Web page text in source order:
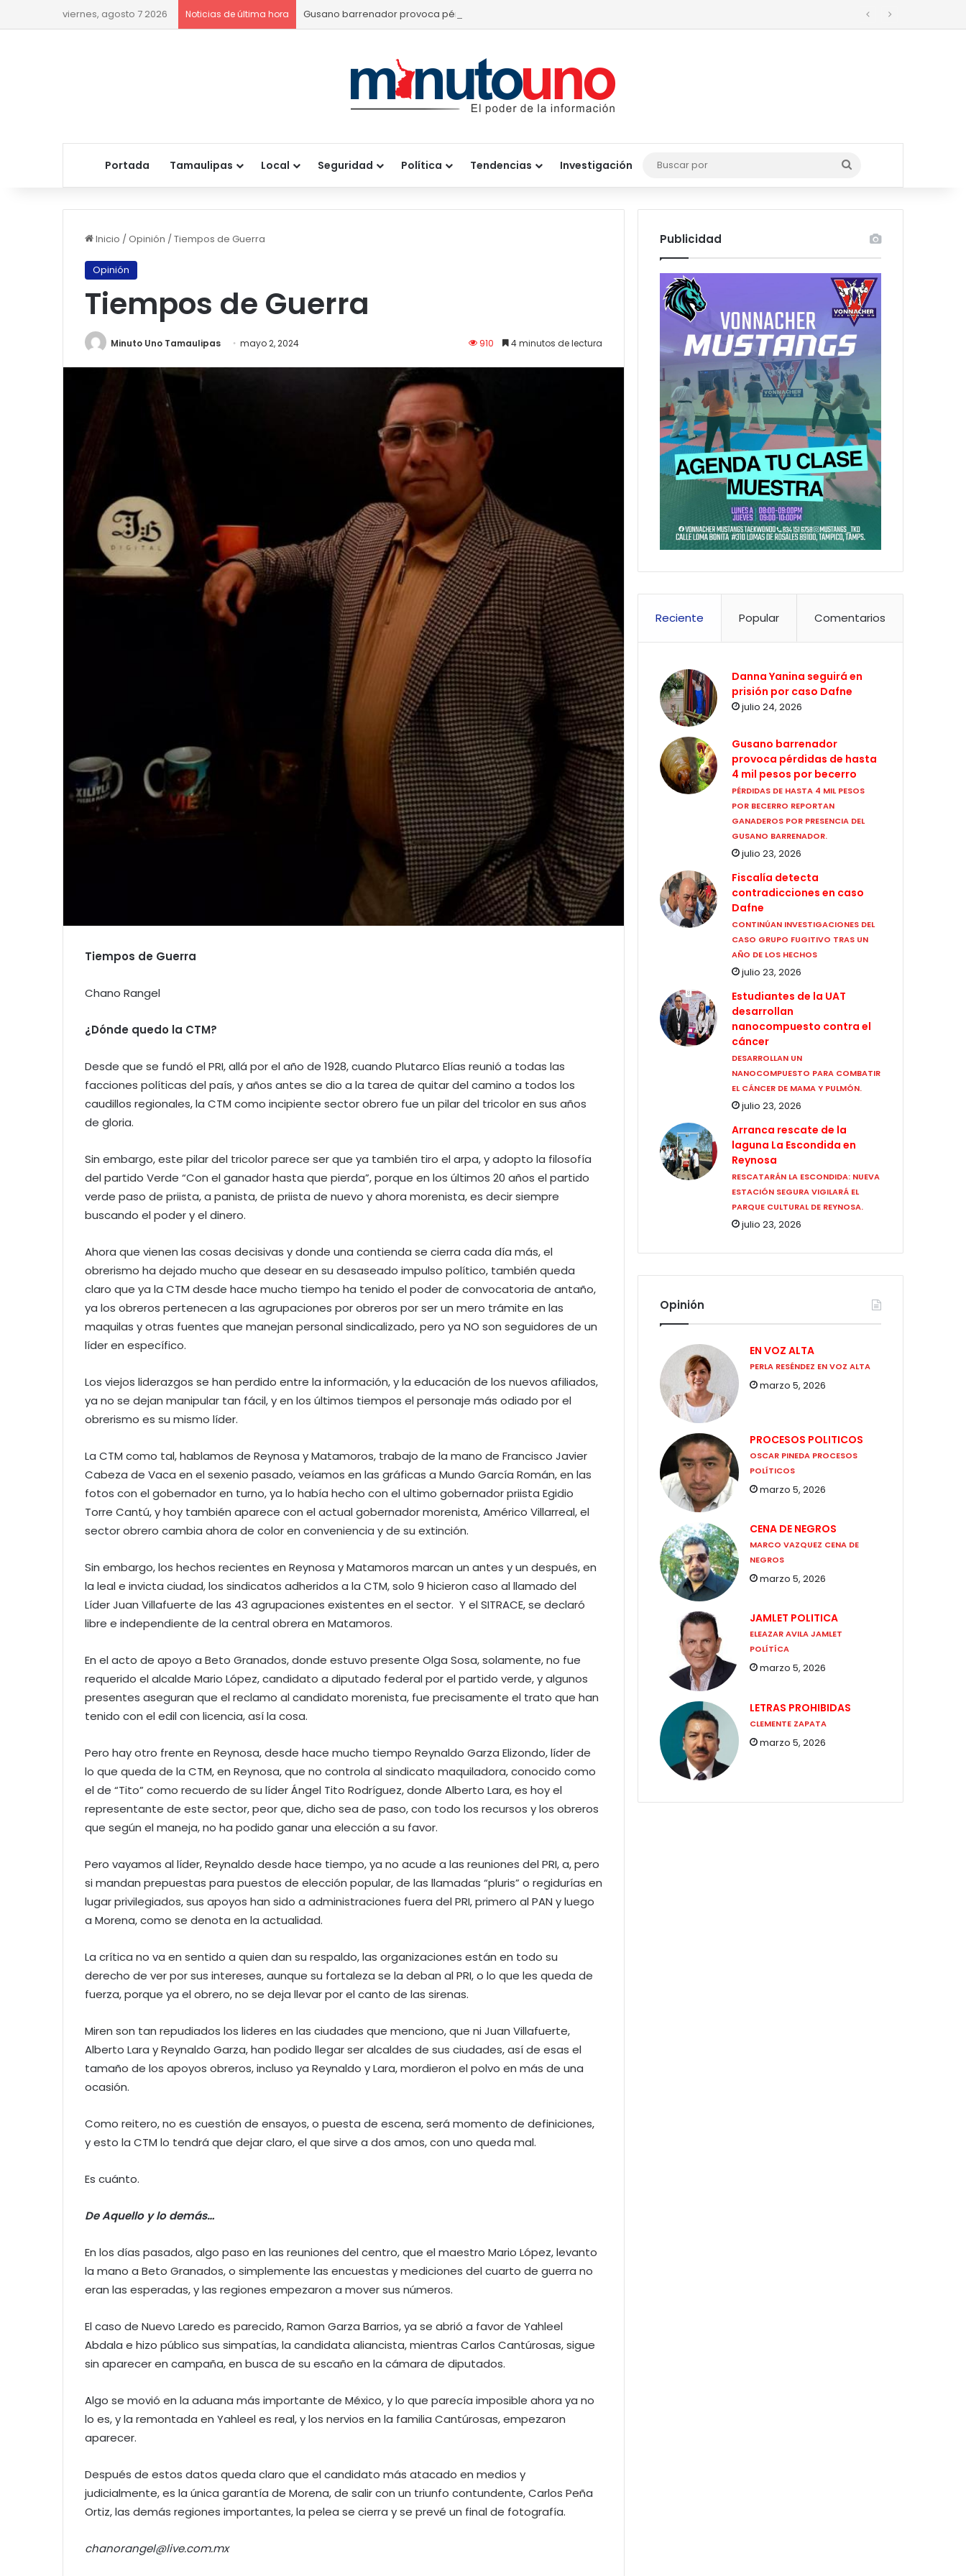
viernes, agosto 7 2026 Noticias de última hora Gusano barrenador provoca pérdidas de hasta 4 mil pesos por becerro
Portada Tamaulipas Local Seguridad Política Tendencias Investigación
Buscar
por
Inicio /Opinión /Tiempos de Guerra
Opinión
Tiempos de Guerra
Minuto Uno Tamaulipas mayo 2, 2024 910 4 minutos de lectura
Tiempos de Guerra
Chano Rangel
¿Dónde quedo la CTM?
Desde que se fundó el PRI, allá por el año de 1928, cuando Plutarco Elías reunió a todas las
facciones políticas del país, y años antes se dio a la tarea de quitar del camino a todos los
caudillos regionales, la CTM como incipiente sector obrero fue un pilar del tricolor en sus años
de gloria.
Sin embargo, este pilar del tricolor parece ser que ya también tiro el arpa, y adopto la filosofía
del partido Verde “Con el ganador hasta que pierda”, porque en los últimos 20 años el partido
verde paso de priista, a panista, de priista de nuevo y ahora morenista, es decir siempre
buscando el poder y el dinero.
Ahora que vienen las cosas decisivas y donde una contienda se cierra cada día más, el
obrerismo ha dejado mucho que desear en su desaseado impulso político, también queda
claro que ya la CTM desde hace mucho tiempo ha tenido el poder de convocatoria de antaño,
ya los obreros pertenecen a las agrupaciones por obreros por ser un mero trámite en las
maquilas y otras fuentes que manejan personal sindicalizado, pero ya NO son seguidores de un
líder en específico.
Los viejos liderazgos se han perdido entre la información, y la educación de los nuevos afiliados,
ya no se dejan manipular tan fácil, y en los últimos tiempos el personaje más odiado por el
obrerismo es su mismo líder.
La CTM como tal, hablamos de Reynosa y Matamoros, trabajo de la mano de Francisco Javier
Cabeza de Vaca en el sexenio pasado, veíamos en las gráficas a Mundo García Román, en las
fotos con el gobernador en turno, ya lo había hecho con el ultimo gobernador priista Egidio
Torre Cantú, y hoy también aparece con el actual gobernador morenista, Américo Villarreal, el
sector obrero cambia ahora de color en conveniencia y de su extinción.
Sin embargo, los hechos recientes en Reynosa y Matamoros marcan un antes y un después, en
la leal e invicta ciudad, los sindicatos adheridos a la CTM, solo 9 hicieron caso al llamado del
Líder Juan Villafuerte de las 43 agrupaciones existentes en el sector. Y el SITRACE, se declaró
libre e independiente de la central obrera en Matamoros.
En el acto de apoyo a Beto Granados, donde estuvo presente Olga Sosa, solamente, no fue
requerido el alcalde Mario López, candidato a diputado federal por el partido verde, y algunos
presentes aseguran que el reclamo al candidato morenista, fue precisamente el trato que han
tenido con el edil con licencia, así la cosa.
Pero hay otro frente en Reynosa, desde hace mucho tiempo Reynaldo Garza Elizondo, líder de
lo que queda de la CTM, en Reynosa, que no controla al sindicato maquiladora, conocido como
el de “Tito” como recuerdo de su líder Ángel Tito Rodríguez, donde Alberto Lara, es hoy el
representante de este sector, peor que, dicho sea de paso, con todo los recursos y los obreros
que según el maneja, no ha podido ganar una elección a su favor.
Pero vayamos al líder, Reynaldo desde hace tiempo, ya no acude a las reuniones del PRI, a, pero
si mandan prepuestas para puestos de elección popular, de las llamadas “pluris” o regidurías en
lugar privilegiados, sus apoyos han sido a administraciones fuera del PRI, primero al PAN y luego
a Morena, como se denota en la actualidad.
La crítica no va en sentido a quien dan su respaldo, las organizaciones están en todo su
derecho de ver por sus intereses, aunque su fortaleza se la deban al PRI, o lo que les queda de
fuerza, porque ya el obrero, no se deja llevar por el canto de las sirenas.
Miren son tan repudiados los lideres en las ciudades que menciono, que ni Juan Villafuerte,
Alberto Lara y Reynaldo Garza, han podido llegar ser alcaldes de sus ciudades, así de esas el
tamaño de los apoyos obreros, incluso ya Reynaldo y Lara, mordieron el polvo en más de una
ocasión.
Como reitero, no es cuestión de ensayos, o puesta de escena, será momento de definiciones,
y esto la CTM lo tendrá que dejar claro, el que sirve a dos amos, con uno queda mal.
Es cuánto.
De Aquello y lo demás…
En los días pasados, algo paso en las reuniones del centro, que el maestro Mario López, levanto
la mano a Beto Granados, o simplemente las encuestas y mediciones del cuarto de guerra no
eran las esperadas, y las regiones empezaron a mover sus números.
El caso de Nuevo Laredo es parecido, Ramon Garza Barrios, ya se abrió a favor de Yahleel
Abdala e hizo público sus simpatías, la candidata aliancista, mientras Carlos Cantúrosas, sigue
sin aparecer en campaña, en busca de su escaño en la cámara de diputados.
Algo se movió en la aduana más importante de México, y lo que parecía imposible ahora ya no
lo es, y la remontada en Yahleel es real, y los nervios en la familia Cantúrosas, empezaron
aparecer.
Después de estos datos queda claro que el candidato más atacado en medios y
judicialmente, es la única garantía de Morena, de salir con un triunfo contundente, Carlos Peña
Ortiz, las demás regiones importantes, la pelea se cierra y se prevé un final de fotografía.
chanorangel@live.com.mx
Publicidad
Reciente Popular Comentarios
Danna Yanina seguirá en
prisión por caso Dafne
julio 24, 2026
Gusano barrenador
provoca pérdidas de hasta
4 mil pesos por becerro
PÉRDIDAS DE HASTA 4 MIL PESOS
POR BECERRO REPORTAN
GANADEROS POR PRESENCIA DEL
GUSANO BARRENADOR.
julio 23, 2026
Fiscalía detecta
contradicciones en caso
Dafne
CONTINÚAN INVESTIGACIONES DEL
CASO GRUPO FUGITIVO TRAS UN
AÑO DE LOS HECHOS
julio 23, 2026
Estudiantes de la UAT
desarrollan
nanocompuesto contra el
cáncer
DESARROLLAN UN
NANOCOMPUESTO PARA COMBATIR
EL CÁNCER DE MAMA Y PULMÓN.
julio 23, 2026
Arranca rescate de la
laguna La Escondida en
Reynosa
RESCATARÁN LA ESCONDIDA: NUEVA
ESTACIÓN SEGURA VIGILARÁ EL
PARQUE CULTURAL DE REYNOSA.
julio 23, 2026
Opinión
EN VOZ ALTA
PERLA RESÉNDEZ EN VOZ ALTA
marzo 5, 2026
PROCESOS POLITICOS
OSCAR PINEDA PROCESOS
POLÍTICOS
marzo 5, 2026
CENA DE NEGROS
MARCO VAZQUEZ CENA DE
NEGROS
marzo 5, 2026
JAMLET POLITICA
ELEAZAR AVILA JAMLET
POLÍTÍCA
marzo 5, 2026
LETRAS PROHIBIDAS
CLEMENTE ZAPATA
marzo 5, 2026